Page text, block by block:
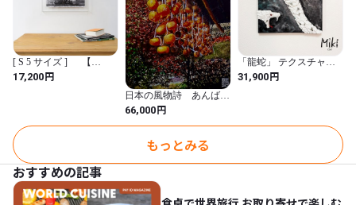
[ S 5 サイズ ] 【
prèdoux ｂ 】 側面から
見てもネジの見えないア
17,200円
日本の風物詩 あんば柿
F6《水彩原画》額付
66,000円
「龍蛇」 テクスチャー
アート 原画 蛇 龍 黒 白
個性的 モダンインテリ
31,900円
もっとみる
おすすめの記事